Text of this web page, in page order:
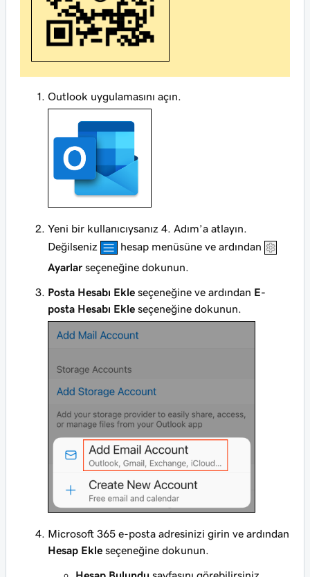
Outlook uygulamasını açın.
Yeni bir kullanıcıysanız 4. Adım’a atlayın.
Değilseniz
hesap menüsüne ve ardından
Ayarlar seçeneğine dokunun.
Posta Hesabı Ekle seçeneğine ve ardından E-
posta Hesabı Ekle seçeneğine dokunun.
Microsoft 365 e-posta adresinizi girin ve ardından
Hesap Ekle seçeneğine dokunun.